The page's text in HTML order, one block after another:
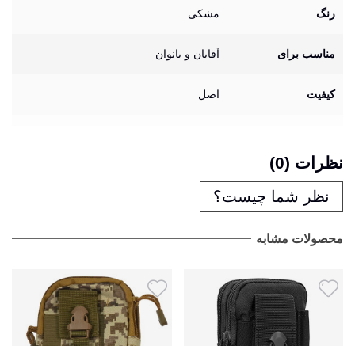
رنگ مشکی
مناسب برای آقایان و بانوان
کیفیت اصل
نظرات (0)
نظر شما چیست؟
محصولات مشابه